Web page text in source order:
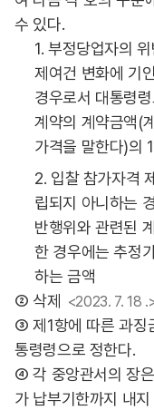
수 있다.
1. 부정당업자의
제여건 변화에 기
경우로서 대통령
계약의 계약금액(
가격을 말한다)의
2. 입찰 참가자격
립되지 아니하는
반행위와 관련된
한 경우에는 추정
하는 금액
② 삭제
<2023. 7. 18
③ 제1항에 따른 과징
통령령으로 정한다.
④ 각 중앙관서의 장
가 납부기한까지 내